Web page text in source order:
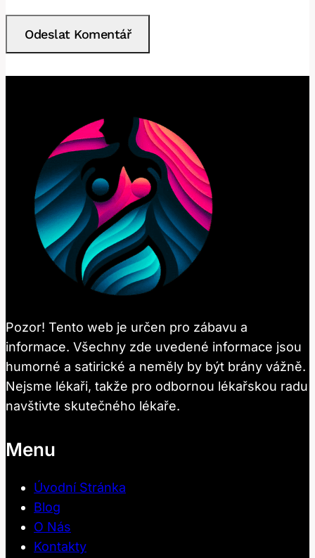
Pozor! Tento web je určen pro zábavu a
informace. Všechny zde uvedené informace jsou
humorné a satirické a neměly by být brány vážně.
Nejsme lékaři, takže pro odbornou lékařskou radu
navštivte skutečného lékaře.
Menu
Úvodní Stránka
Blog
O Nás
Kontakty